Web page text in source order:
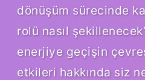
dönüşüm sürecinde
rolü nasıl
enerjiye geçişin
etkileri hakkında siz